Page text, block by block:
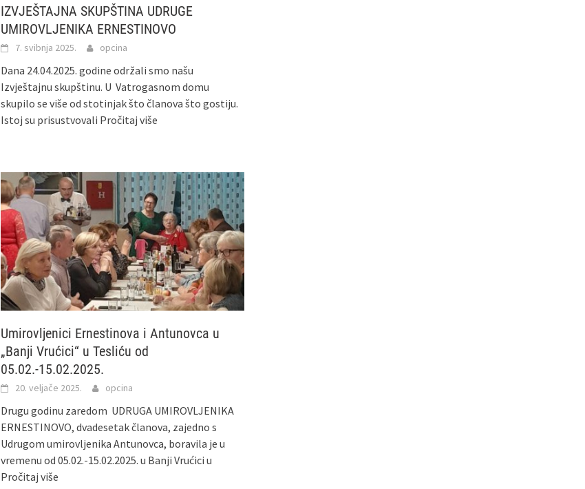
IZVJEŠTAJNA SKUPŠTINA UDRUGE
UMIROVLJENIKA ERNESTINOVO
7. svibnja 2025. opcina
Dana 24.04.2025. godine održali smo našu
Izvještajnu skupštinu. U Vatrogasnom domu
skupilo se više od stotinjak što članova što gostiju.
Istoj su prisustvovali Pročitaj više
Umirovljenici Ernestinova i Antunovca u
„Banji Vrućici“ u Tesliću od
05.02.-15.02.2025.
20. veljače 2025. opcina
Drugu godinu zaredom UDRUGA UMIROVLJENIKA
ERNESTINOVO, dvadesetak članova, zajedno s
Udrugom umirovljenika Antunovca, boravila je u
vremenu od 05.02.-15.02.2025. u Banji Vrućici u
Pročitaj više